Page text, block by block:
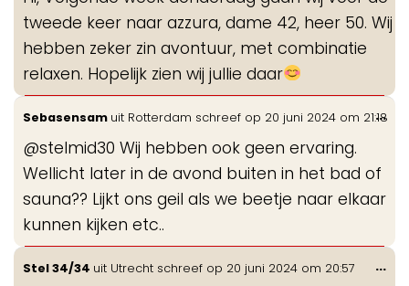
tweede keer naar azzura, dame 42, heer 50. Wij
hebben zeker zin avontuur, met combinatie
relaxen. Hopelijk zien wij jullie daar
Sebasensam uit Rotterdam schreef op 20 juni 2024 om 21:18
@stelmid30 Wij hebben ook geen ervaring.
Wellicht later in de avond buiten in het bad of
sauna?? Lijkt ons geil als we beetje naar elkaar
kunnen kijken etc..
...
Stel 34/34 uit Utrecht schreef op 20 juni 2024 om 20:57 ...